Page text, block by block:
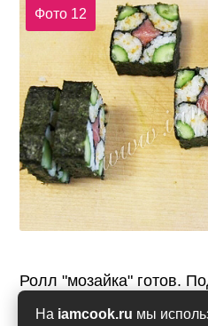
На iamcook.ru мы
Фото 12
Ролл "мозайка" готов.
соусом и маринованным